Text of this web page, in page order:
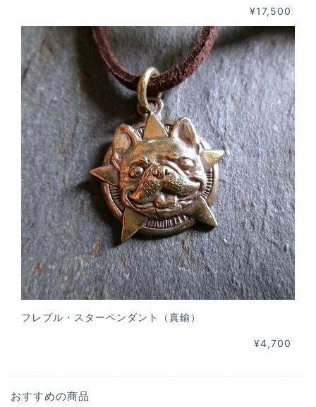
¥17,500
フレブル・スターペンダント（真鍮）
¥4,700
おすすめの商品